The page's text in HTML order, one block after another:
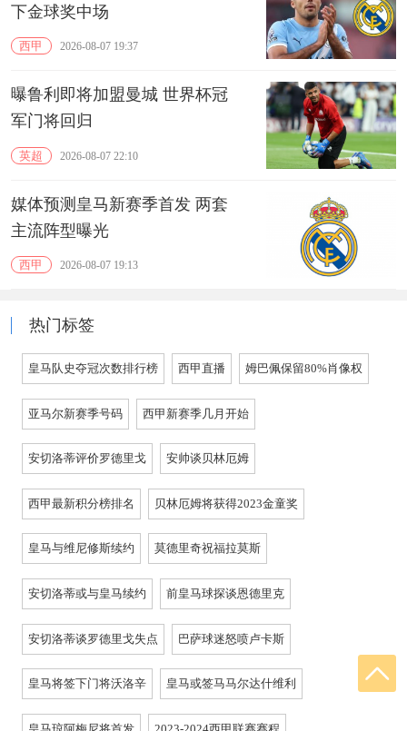
下金球奖中场
西甲 2026-08-07 19:37
曝鲁利即将加盟曼城 世界杯冠
军门将回归
英超 2026-08-07 22:10
媒体预测皇马新赛季首发 两套
主流阵型曝光
西甲 2026-08-07 19:13
热门标签
皇马队史夺冠次数排行榜 西甲直播 姆巴佩保留80%肖像权
亚马尔新赛季号码 西甲新赛季几月开始
安切洛蒂评价罗德里戈 安帅谈贝林厄姆
西甲最新积分榜排名 贝林厄姆将获得2023金童奖
皇马与维尼修斯续约 莫德里奇祝福拉莫斯
安切洛蒂或与皇马续约 前皇马球探谈恩德里克
安切洛蒂谈罗德里戈失点 巴萨球迷怒喷卢卡斯
皇马将签下门将沃洛辛 皇马或签马马尔达什维利